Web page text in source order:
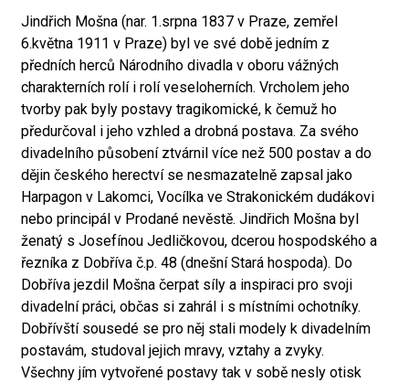
Jindřich Mošna (nar. 1.srpna 1837 v Praze, zemřel
6.května 1911 v Praze) byl ve své době jedním z
předních herců Národního divadla v oboru vážných
charakterních rolí i rolí veseloherních. Vrcholem jeho
tvorby pak byly postavy tragikomické, k čemuž ho
předurčoval i jeho vzhled a drobná postava. Za svého
divadelního působení ztvárnil více než 500 postav a do
dějin českého herectví se nesmazatelně zapsal jako
Harpagon v Lakomci, Vocílka ve Strakonickém dudákovi
nebo principál v Prodané nevěstě. Jindřich Mošna byl
ženatý s Josefínou Jedličkovou, dcerou hospodského a
řezníka z Dobříva č.p. 48 (dnešní Stará hospoda). Do
Dobříva jezdil Mošna čerpat síly a inspiraci pro svoji
divadelní práci, občas si zahrál i s místními ochotníky.
Dobřívští sousedé se pro něj stali modely k divadelním
postavám, studoval jejich mravy, vztahy a zvyky.
Všechny jím vytvořené postavy tak v sobě nesly otisk